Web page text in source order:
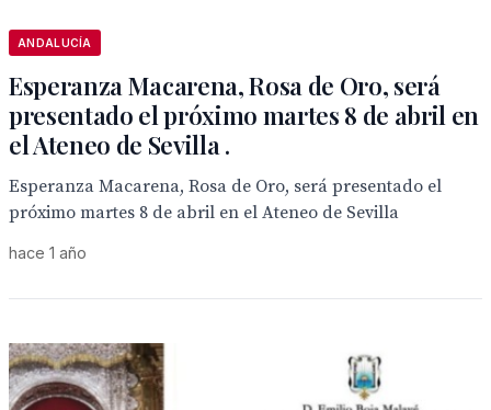
ANDALUCÍA
Esperanza Macarena, Rosa de Oro, será
presentado el próximo martes 8 de abril en
el Ateneo de Sevilla .
Esperanza Macarena, Rosa de Oro, será presentado el
próximo martes 8 de abril en el Ateneo de Sevilla
hace 1 año